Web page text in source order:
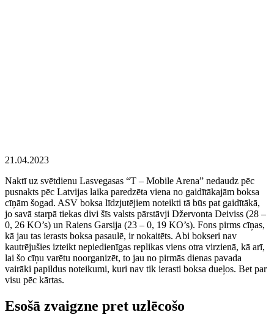
21.04.2023
Naktī uz svētdienu Lasvegasas “T – Mobile Arena” nedaudz pēc
pusnakts pēc Latvijas laika paredzēta viena no gaidītākajām boksa
cīņām šogad. ASV boksa līdzjutējiem noteikti tā būs pat gaidītākā,
jo savā starpā tiekas divi šīs valsts pārstāvji Džervonta Deiviss (28 –
0, 26 KO’s) un Raiens Garsija (23 – 0, 19 KO’s). Fons pirms cīņas,
kā jau tas ierasts boksa pasaulē, ir nokaitēts. Abi bokseri nav
kautrējušies izteikt nepiedienīgas replikas viens otra virzienā, kā arī,
lai šo cīņu varētu noorganizēt, to jau no pirmās dienas pavada
vairāki papildus noteikumi, kuri nav tik ierasti boksa dueļos. Bet par
visu pēc kārtas.
Esošā zvaigzne pret uzlēcošo